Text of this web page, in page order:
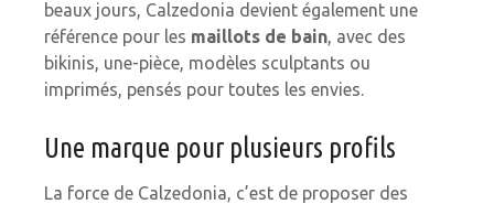
beaux jours, Calzedonia devient également une
référence pour les maillots de bain, avec des
bikinis, une-pièce, modèles sculptants ou
imprimés, pensés pour toutes les envies.
Une marque pour plusieurs profils
La force de Calzedonia, c’est de proposer des